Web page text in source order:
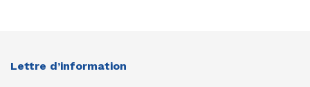
Lettre d’information